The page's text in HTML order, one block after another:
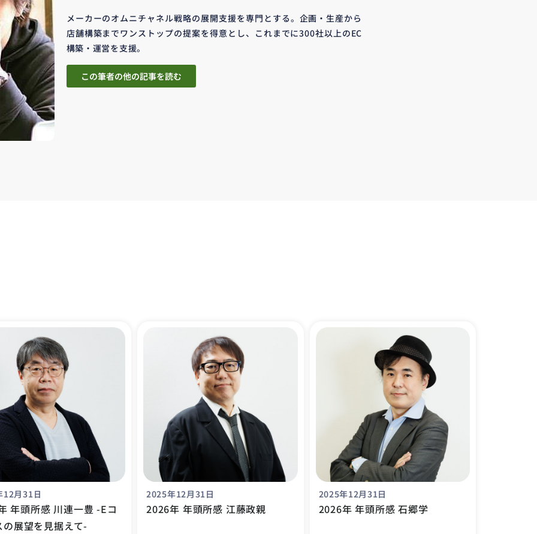
メーカーのオムニチャネル戦略の展開支援を専門とする。企画・生産から
店舗構築までワンストップの提案を得意とし、これまでに300社以上のEC
構築・運営を支援。
この筆者の他の記事を読む
12月31日
年頭所感 川連一豊 -Eコ
の展望を見据えて-
2025年12月31日
2026年 年頭所感 江藤政親
2025年12月31日
2026年 年頭所感 石郷学